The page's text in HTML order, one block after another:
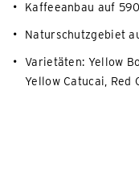
Kaffeeanbau auf
Naturschutzgebiet
Varietäten: Yellow
Yellow Catucai, Red